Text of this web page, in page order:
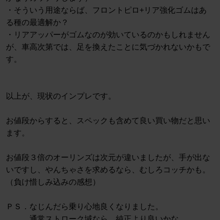
・そういう用途ならば、フロントピロ+リア強化ゴムはあ
る種の最適解か？
・リアアッパーがゴムなのが効いているのかもしれません
が、車高次第では、足を換えたことに気づかれないかもで
す。
以上が、現状のインプレです。
お値段からすると、スペックも含めて良い買い物だと思い
ます。
お値段３倍のオーリンズは次元が違いましたが、手が出な
いですし、やんちゃさを求めるなら、むしろコッチかも。
（負け惜しみ込みの感想）
ＰＳ．なじんだら乗り心地良くなりました。